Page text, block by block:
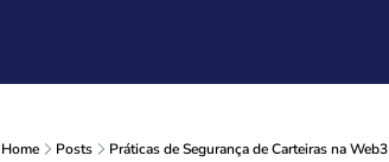
Home Posts Práticas de Segurança de Carteiras na Web3